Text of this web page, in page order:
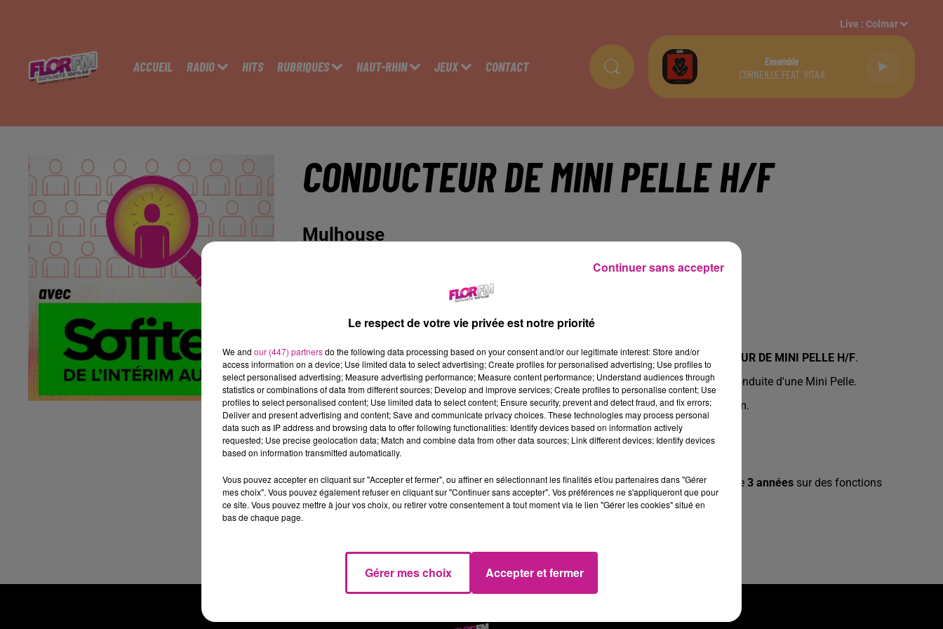
ACCUEIL RADIO HITS RUBRIQUES HAUT-RHIN JEUX CONTACT
Live :Colmar
Ensemble
CORNEILLE FEAT. VITAA
CONDUCTEUR DE MINI PELLE H/F
Mulhouse
https://www.sofitex.fr/FR/offres-emploi-interim-cdi/detail-iopm6mwgcb.html
DESCRIPTION DE L'OFFRE
Nous recrutons pour notre partenaire Spécialisé dans les Travaux Publics, unCONDUCTEUR DE MINI PELLE H/F.
Vous intervenez sur des chantiers en voirie et terrassement et aurez comme mission la conduite d'une Mini Pelle.
Le poste est à pourvoir à compterDES QUE POSSIBLEpour une mission longue en intérim.
Taux horaire suivant convention collective et expérience
PROFIL RECHERCHÉ
Pour mener à bien l'ensemble de ces missions, vous possédez une expérience similaire de3 années sur des fonctions
similaires.
Le respect de votre vie privée est notre priorité
We and our (447) partnersdo the following data processing based on your consent and/or our legitimate interest: Store and/or
access information on a device; Use limited data to select advertising; Create profiles for personalised advertising; Use profiles to
select personalised advertising; Measure advertising performance; Measure content performance; Understand audiences through
statistics or combinations of data from different sources; Develop and improve services; Create profiles to personalise content; Use
profiles to select personalised content; Use limited data to select content; Ensure security, prevent and detect fraud, and fix errors;
Deliver and present advertising and content; Save and communicate privacy choices. These technologies may process personal
data such as IP address and browsing data to offer following functionalities: Identify devices based on information actively
requested; Use precise geolocation data; Match and combine data from other data sources; Link different devices; Identify devices
based on information transmitted automatically.
Vous pouvez accepter en cliquant sur "Accepter et fermer", ou affiner en sélectionnant les finalités et/ou partenaires dans "Gérer
mes choix". Vous pouvez également refuser en cliquant sur "Continuer sans accepter". Vos préférences ne s'appliqueront que pour
ce site. Vous pouvez mettre à jour vos choix, ou retirer votre consentement à tout moment via le lien "Gérer les cookies" situé en
bas de chaque page.
Gérer mes choix Accepter et fermer
Continuer sans accepter